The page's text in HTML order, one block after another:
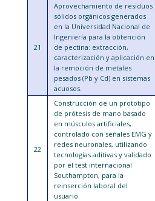
21
Aprovechamiento de residuos
sólidos orgánicos generados
en la Universidad Nacional de
Ingeniería para la obtención
de pectina: extracción,
caracterización y aplicación en
la remoción de metales
pesados (Pb y Cd) en sistemas
acuosos.
22
Construcción de un prototipo
de prótesis de mano basado
en músculos artificiales,
controlado con señales EMG y
redes neuronales, utilizando
tecnologías aditivas y validado
por el test internacional
Southampton, para la
reinserción laboral del
usuario.